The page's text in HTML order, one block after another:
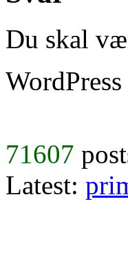
Du skal
71607
Latest: